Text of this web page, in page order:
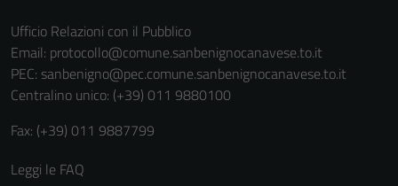
Ufficio Relazioni con il Pubblico
Email: protocollo@comune.sanbenignocanavese.to.it
PEC: sanbenigno@pec.comune.sanbenignocanavese.to.it
Centralino unico: (+39) 011 9880100
Fax: (+39) 011 9887799
Leggi le FAQ